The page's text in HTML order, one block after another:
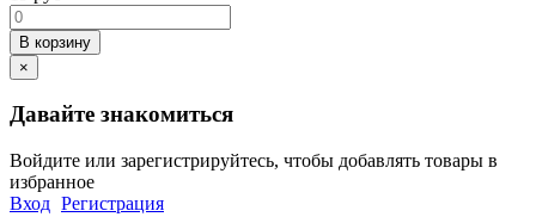
В корзину
×
Давайте знакомиться
Войдите или зарегистрируйтесь, чтобы добавлять товары в
избранное
Вход Регистрация